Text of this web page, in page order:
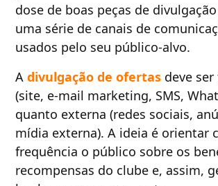
dose de boas peças de
uma série de canais de
usados pelo seu público-alvo.
Adivulgação de ofertas deve
(site, e-mail marketing, SMS,
quanto externa (redes sociais,
mídia externa). A ideia é orientar
frequência o público sobre os
recompensas do clube e, assim,